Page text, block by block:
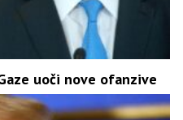
uoči nove ofanzive